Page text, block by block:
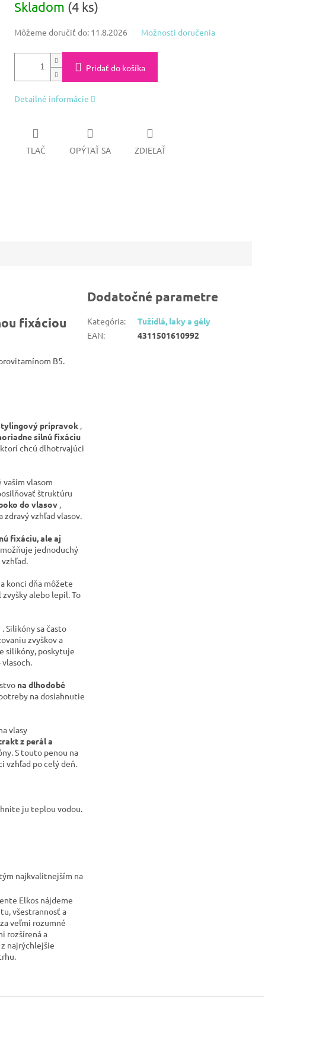
cena:
Skladom (4 ks)
Môžeme doručiť do: 11.8.2026 Možnosti doručenia
Pridať do košíka
Detailné informácie
TLAČ OPÝTAŤ SA ZDIEĽAŤ
fixáciou
B5.
prípravok ,
silnú fixáciu
ktorí chcú dlhotrvajúci
vašim vlasom
štruktúru
do vlasov ,
zdravý vzhľad vlasov.
fixáciu, ale aj
jednoduchý
konci dňa môžete
zvyšky alebo lepil.To
.Silikóny sa často
zvyškov a
silikóny, poskytuje
na dlhodobé
na dosiahnutie
vlasy
z perál a
S touto penou na
vzhľad po celý deň.
ju teplou vodou.
najkvalitnejším na
Elkos nájdeme
všestrannosť a
veľmi rozumné
rozšírená a
najrýchlejšie
Dodatočné parametre
Kategória:
Tužidlá, laky a gély
EAN: 4311501610992